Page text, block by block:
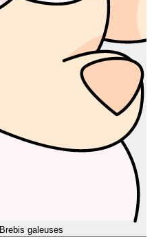
Brebis galeuses